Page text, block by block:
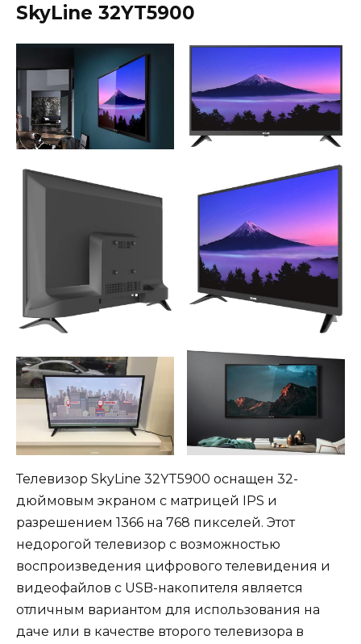
SkyLine 32YT5900
Телевизор SkyLine 32YT5900 оснащен 32-
дюймовым экраном с матрицей IPS и
разрешением 1366 на 768 пикселей. Этот
недорогой телевизор с возможностью
воспроизведения цифрового телевидения и
видеофайлов с USB-накопителя является
отличным вариантом для использования на
даче или в качестве второго телевизора в